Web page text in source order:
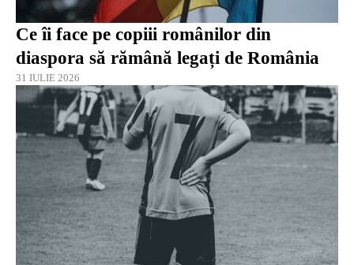
Ce îi face pe copiii românilor din
diaspora să rămână legați de România
31 IULIE 2026